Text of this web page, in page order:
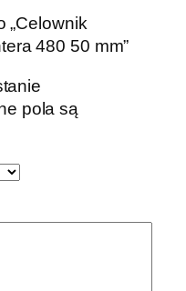
„Celownik
480 50 mm”
pola są